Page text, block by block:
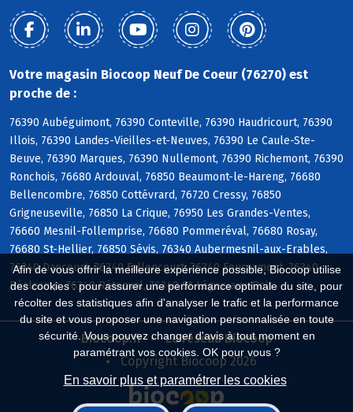
Afin de vous offrir la meilleure expérience possible, Biocoop utilise
des cookies : pour assurer une performance optimale du site, pour
récolter des statistiques afin d'analyser le trafic et la performance
du site et vous proposer une navigation personnalisée en toute
sécurité. Vous pouvez changer d'avis à tout moment en
paramétrant vos cookies. OK pour vous ?
En savoir plus et paramétrer les cookies
Votre magasin Biocoop Neuf De Coeur (76270) est
proche de :
76390 Aubéguimont, 76390 Conteville, 76390 Haudricourt, 76390
Illois, 76390 Landes-Vieilles-et-Neuves, 76390 Le Caule-Ste-
Beuve, 76390 Marques, 76390 Nullemont, 76390 Richemont, 76390
Ronchois, 76680 Ardouval, 76850 Beaumont-le-Hareng, 76680
Bellencombre, 76850 Cottévrard, 76720 Cressy, 76850
Grigneuseville, 76850 La Crique, 76950 Les Grandes-Ventes,
76660 Mesnil-Follemprise, 76680 Pommeréval, 76680 Rosay,
76680 St-Hellier, 76850 Sévis, 76340 Aubermesnil-aux-Erables,
76340 Dancourt, 76340 Fallencourt, 76340 Foucarmont, 76340
Réalcamp, 76340 Rétonval, 76340 St-Léger-aux-Bois
Biocoop.fr
Le réseau Biocoop
Copyright Biocoop 2026